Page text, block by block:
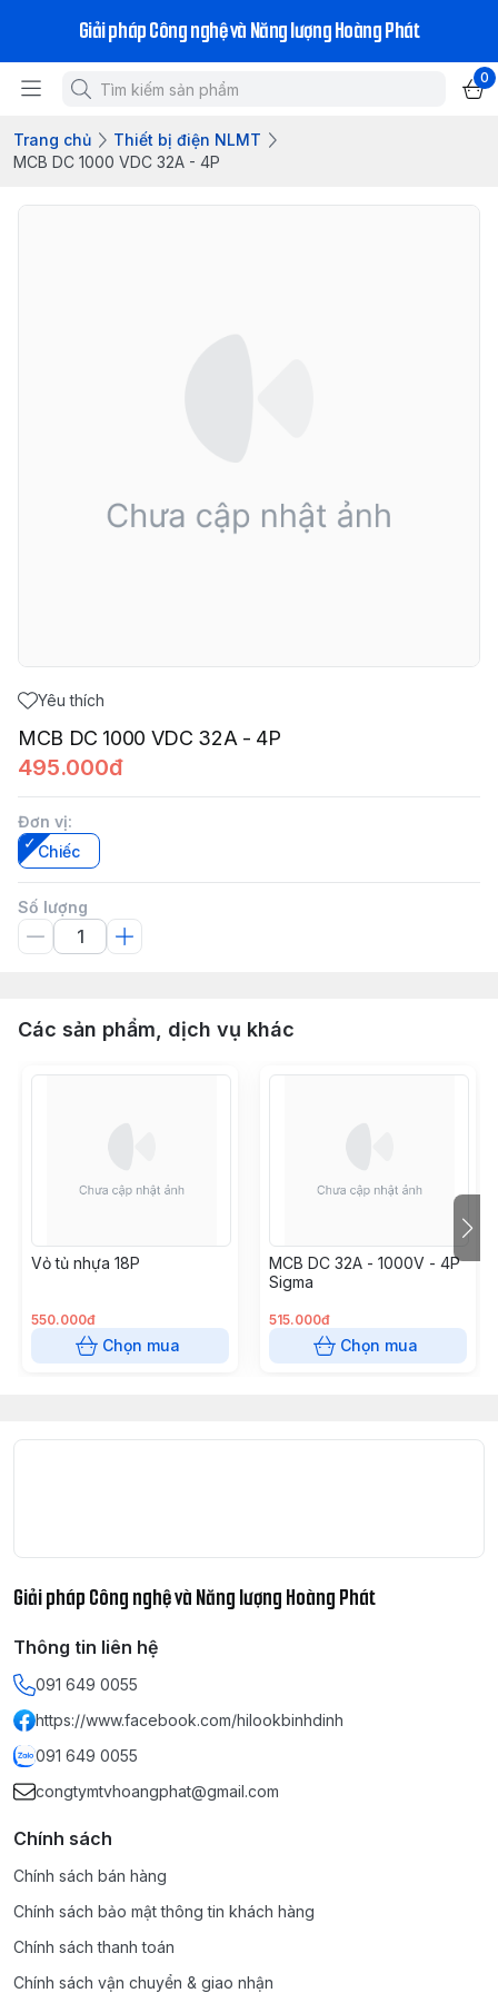
Giải pháp Công nghệ và Năng lượng Hoàng Phát
0
Trang chủ
Thiết bị điện NLMT
MCB DC 1000 VDC 32A - 4P
Yêu thích
MCB DC 1000 VDC 32A - 4P
495.000đ
Đơn vị:
Chiếc
Số lượng
Các sản phẩm, dịch vụ khác
Vỏ tủ nhựa 18P
550.000đ
Chọn mua
MCB DC 32A - 1000V - 4P
Sigma
515.000đ
Chọn mua
Giải pháp Công nghệ và Năng lượng Hoàng Phát
Thông tin liên hệ
091 649 0055
https://www.facebook.com/hilookbinhdinh
091 649 0055
congtymtvhoangphat@gmail.com
Chính sách
Chính sách bán hàng
Chính sách bảo mật thông tin khách hàng
Chính sách thanh toán
Chính sách vận chuyển & giao nhận